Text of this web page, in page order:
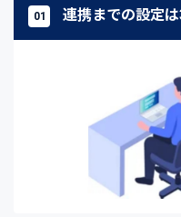
01 連携までの設定